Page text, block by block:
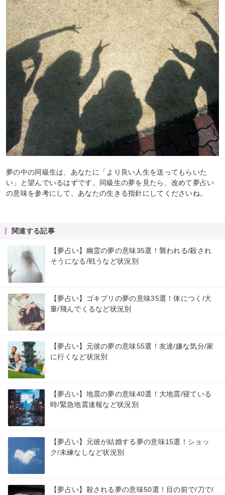
夢の中の同級生は、あなたに「より良い人生を送ってもらいた
い」と望んでいるはずです。同級生の夢を見たら、改めて夢占い
の意味を参考にして、あなたの生きる指針にしてくださいね。
関連する記事
【夢占い】幽霊の夢の意味35選！襲われる/殺され
そうになる/戦うなど状況別
【夢占い】ゴキブリの夢の意味35選！体につく/大
量/飛んでくるなど状況別
【夢占い】元彼の夢の意味55選！友達/嫌な気分/家
に行くなど状況別
【夢占い】地震の夢の意味40選！大地震/寝ている
時/緊急地震速報など状況別
【夢占い】元彼が結婚する夢の意味15選！ショッ
ク/未練なしなど状況別
【夢占い】殺される夢の意味50選！目の前で/刀で/